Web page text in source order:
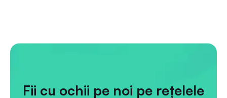
Fii cu ochii pe noi pe rețelele